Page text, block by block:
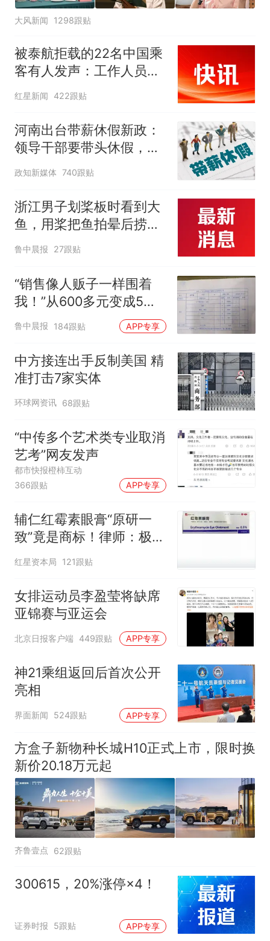
大风新闻 1298跟贴
被泰航拒载的22名中国乘
客有人发声：工作人员承
诺免费改签，最后却自费
买机票回国
红星新闻 422跟贴
河南出台带薪休假新政：
领导干部要带头休假，推
动全员应休尽休、休满休
假的机关事业单位进行约
谈通报、限期整改
政知新媒体 740跟贴
浙江男子划桨板时看到大
鱼，用桨把鱼拍晕后捞
起；当事人：鱼重7斤6
味道很好
鲁中晨报 27跟贴
“销售像人贩子一样围着
我！”从600多元变成5万
元，57岁保洁阿姨做医美
后眼睛肿到流泪、视物模
糊
鲁中晨报 184跟贴 APP专享
中方接连出手反制美国 精
准打击7家实体
环球网资讯 68跟贴
“中传多个艺术类专业取消
艺考”网友发声
都市快报橙柿互动
366跟贴
APP专享
辅仁红霉素眼膏“原研一
致”竟是商标！律师：极易
误导消费者，不妥
红星资本局 121跟贴
女排运动员李盈莹将缺席
亚锦赛与亚运会
北京日报客户端 449跟贴 APP专享
神21乘组返回后首次公开
亮相
界面新闻 524跟贴 APP专享
方盒子新物种长城H10正式上市，限时换
新价20.18万元起
齐鲁壹点 62跟贴
300615，20%涨停×4！
证券时报 5跟贴 APP专享